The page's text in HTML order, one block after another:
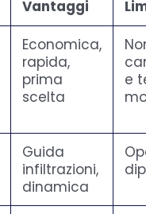
Vantaggi
Economica,
rapida,
prima
scelta
e
Guida
infiltrazioni,
dinamica